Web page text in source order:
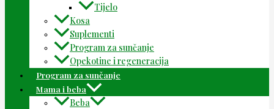
Tijelo
Kosa
Suplementi
Program za sunčanje
Opekotine i regeneracija
Program za sunčanje
Mama i beba
Beba